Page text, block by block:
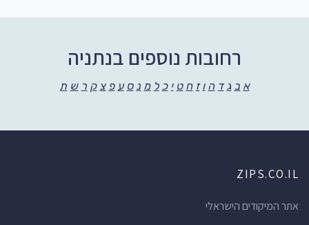
רחובות נוספים בנתניה
א ב ג ד ה ו ז ח ט י כ ל מ נ ס ע פ צ ק ר ש ת
ZIPS.CO.IL
אתר המיקודים הישראלי